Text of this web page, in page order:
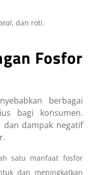
, dan roti.
Fosfor
berbagai
bagi konsumen.
dan dampak negatif
.
satu manfaat fosfor
dan meningkatkan